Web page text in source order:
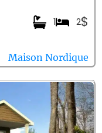
$
2
1
Maison Nordique